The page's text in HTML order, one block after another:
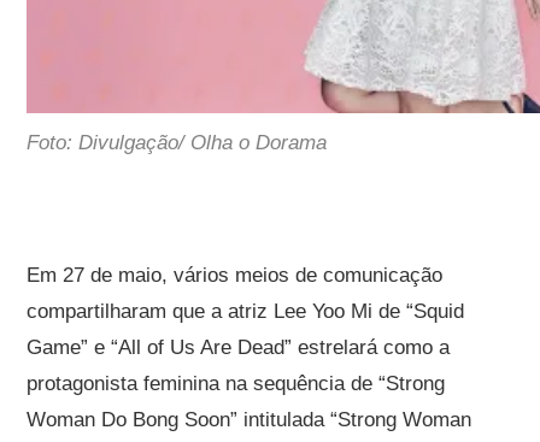
Foto: Divulgação/ Olha o Dorama
Em 27 de maio, vários meios de comunicação
compartilharam que a atriz Lee Yoo Mi de “Squid
Game” e “All of Us Are Dead” estrelará como a
protagonista feminina na sequência de “Strong
Woman Do Bong Soon” intitulada “Strong Woman